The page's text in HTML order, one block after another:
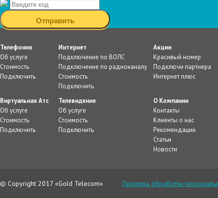
Телефония
Об услуге
Стоимость
Подключить
Интернет
Подключение по ВОЛС
Подключение по радиоканалу
Стоимость
Подключить
Акции
Красивый номер
Подключи партнера
Интернет плюс
Виртуальная Атс
Об услуге
Стоимость
Подключить
Телевидение
Об услуге
Стоимость
Подключить
О Компании
Контакты
Клиенты о нас
Рекомендации
Статьи
Новости
© Copyright 2017 «Gold Telecom» Политика обработки